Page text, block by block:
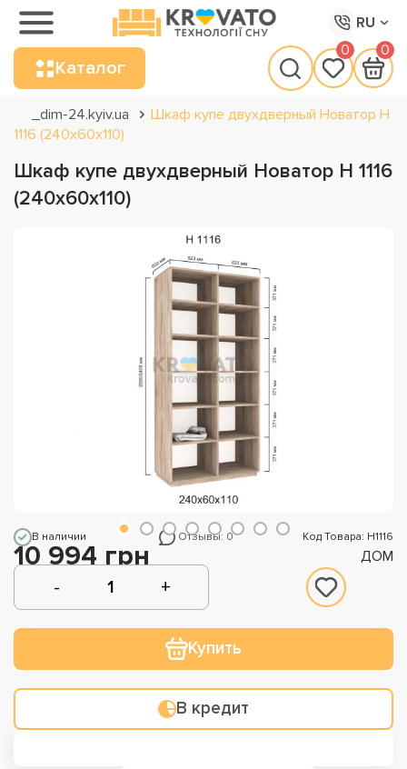
RU
Каталог
0 0
_dim-24.kyiv.ua
Шкаф купе двухдверный Новатор Н
1116 (240х60х110)
Шкаф купе двухдверный Новатор Н 1116
(240х60х110)
В наличии Отзывы: 0 Код Товара: Н1116
10 994 грн ДОМ
Купить
В кредит